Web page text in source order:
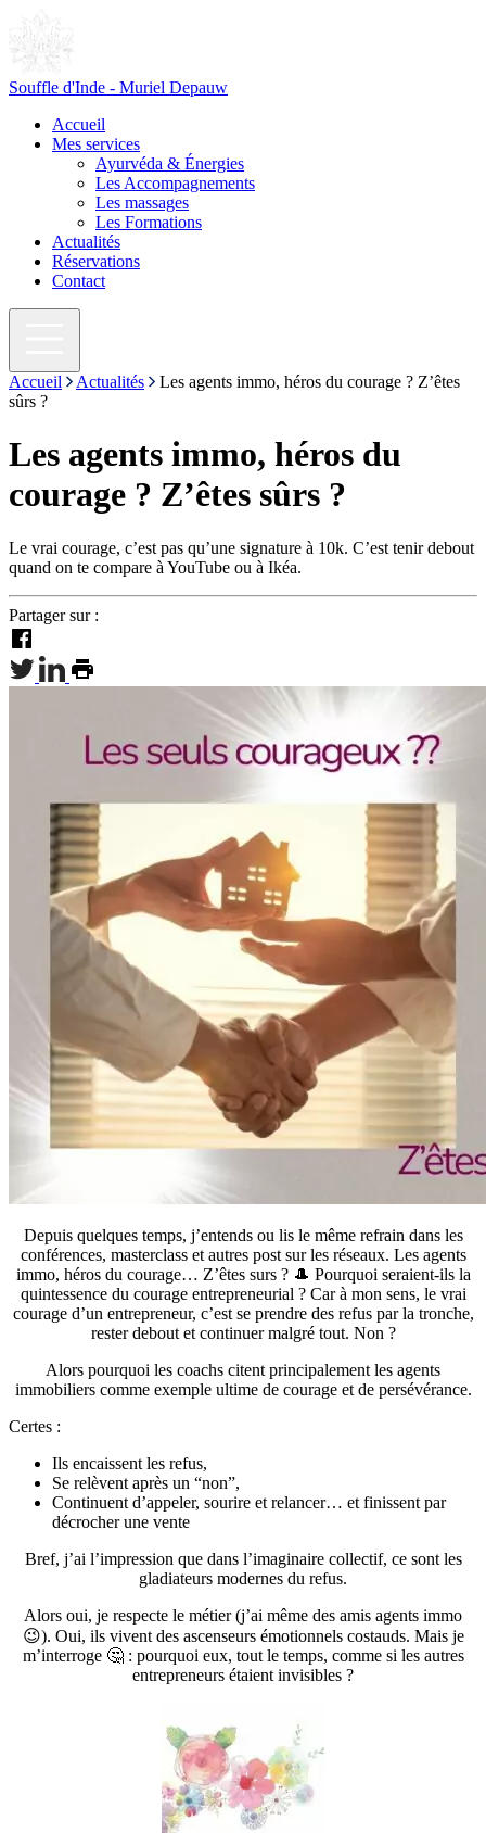
Souffle d'Inde - Muriel Depauw
Accueil
Mes services
Ayurvéda & Énergies
Les Accompagnements
Les massages
Les Formations
Actualités
Réservations
Contact
Accueil Actualités
Les agents immo, héros du courage ? Z’êtes
sûrs ?
Les agents immo, héros du
courage ? Z’êtes sûrs ?
Le vrai courage, c’est pas qu’une signature à 10k. C’est tenir debout
quand on te compare à YouTube ou à Ikéa.
Partager sur :
Depuis quelques temps, j’entends ou lis le même refrain dans les
conférences, masterclass et autres post sur les réseaux. Les agents
immo, héros du courage… Z’êtes surs ? 🎩 Pourquoi seraient-ils la
quintessence du courage entrepreneurial ? Car à mon sens, le vrai
courage d’un entrepreneur, c’est se prendre des refus par la tronche,
rester debout et continuer malgré tout. Non ?
Alors pourquoi les coachs citent principalement les agents
immobiliers comme exemple ultime de courage et de persévérance.
Certes :
Ils encaissent les refus,
Se relèvent après un “non”,
Continuent d’appeler, sourire et relancer… et finissent par
décrocher une vente
Bref, j’ai l’impression que dans l’imaginaire collectif, ce sont les
gladiateurs modernes du refus.
Alors oui, je respecte le métier (j’ai même des amis agents immo
😉). Oui, ils vivent des ascenseurs émotionnels costauds. Mais je
m’interroge 🤔 : pourquoi eux, tout le temps, comme si les autres
entrepreneurs étaient invisibles ?